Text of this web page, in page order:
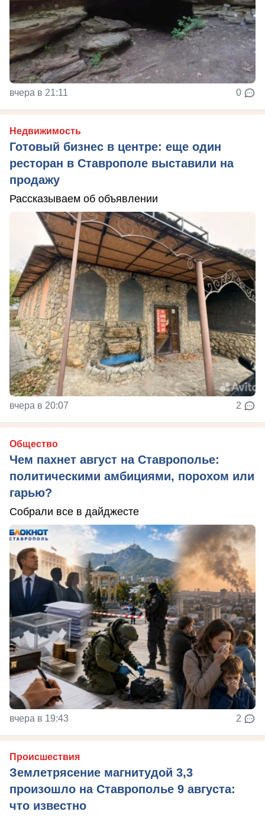
вчера в 21:11 0
Недвижимость
Готовый бизнес в центре: еще один
ресторан в Ставрополе выставили на
продажу
Рассказываем об объявлении
вчера в 20:07 2
Общество
Чем пахнет август на Ставрополье:
политическими амбициями, порохом или
гарью?
Собрали все в дайджесте
вчера в 19:43 2
Происшествия
Землетрясение магнитудой 3,3
произошло на Ставрополье 9 августа:
что известно